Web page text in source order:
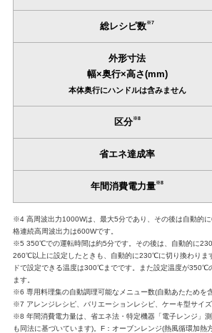
総レシピ数※7
外形寸法
幅×奥行×高さ(mm)
本体奥行にハンドルは含みません
区分 ※8
省エネ達成率
年間消費電力量※8
※4 高周波出力1000Wは、最大5分であり、その後は自動的
格連続高周波出力は600Wです。
※5 350℃での運転時間は約5分です。その後は、自動的に
260℃以上に設定したときも、自動的に230℃に切り換わりま
ドで設定できる温度は300℃までです。また設定温度が350℃
ます。
※6 専用料理集の自動調理可能なメニュー数(自動あたためを
※7 アレンジレシピ、バリエーションレシピ、ケーキ型サイズ
※8 年間消費電力量は、省エネ法・特定機器「電子レンジ」
も同法に基づいています)。F：オーブンレンジ(熱風循環加熱